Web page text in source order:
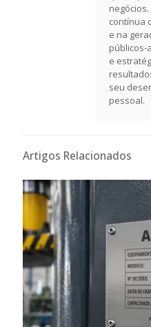
contínua
e na
públicos-
e
seu
pessoal.
Artigos Relacionados